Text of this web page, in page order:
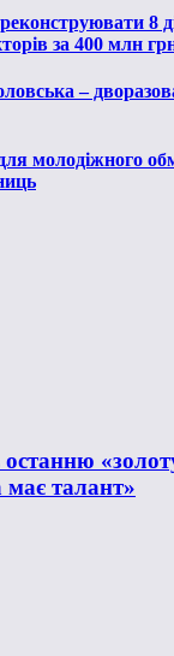
8
за 400 млн
–
молодіжного
останню
має талант»